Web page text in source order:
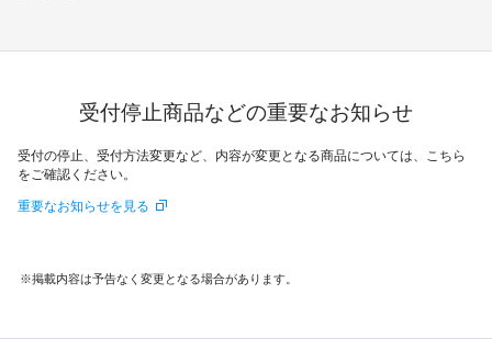
受付停止商品などの重要なお知らせ
受付の停止、受付方法変更など、内容が変更となる商品については、こちら
をご確認ください。
重要なお知らせを見る
掲載内容は予告なく変更となる場合があります。